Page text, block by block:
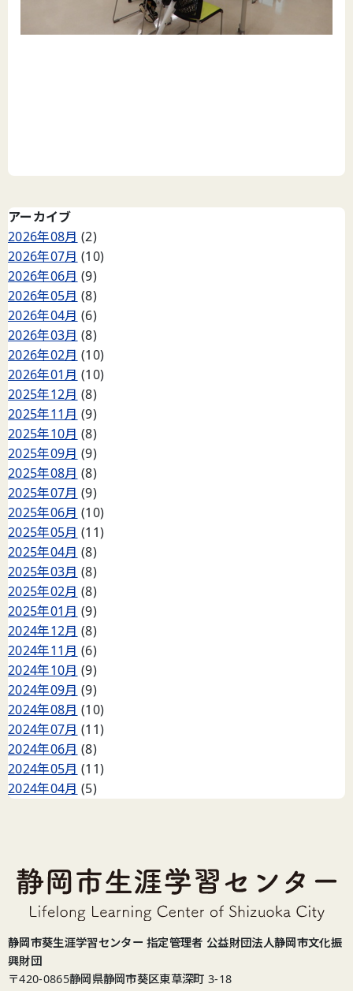
アーカイブ
2026年08月 (2)
2026年07月 (10)
2026年06月 (9)
2026年05月 (8)
2026年04月 (6)
2026年03月 (8)
2026年02月 (10)
2026年01月 (10)
2025年12月 (8)
2025年11月 (9)
2025年10月 (8)
2025年09月 (9)
2025年08月 (8)
2025年07月 (9)
2025年06月 (10)
2025年05月 (11)
2025年04月 (8)
2025年03月 (8)
2025年02月 (8)
2025年01月 (9)
2024年12月 (8)
2024年11月 (6)
2024年10月 (9)
2024年09月 (9)
2024年08月 (10)
2024年07月 (11)
2024年06月 (8)
2024年05月 (11)
2024年04月 (5)
静岡市葵生涯学習センター 指定管理者 公益財団法人静岡市文化振
興財団
〒420-0865静岡県静岡市葵区東草深町 3-18